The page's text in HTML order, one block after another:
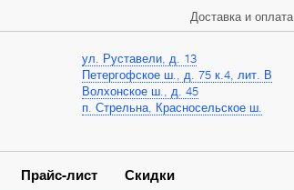
ул. Руставели, д. 13
Петергофское ш., д. 75 к.4, лит. В
Волхонское ш., д. 45
п. Стрельна, Красносельское ш.
Прайс-лист Скидки
Доставка и оплата